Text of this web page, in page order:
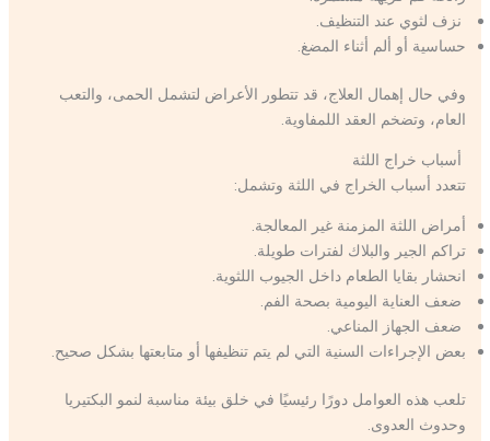
نزف لثوي عند التنظيف.
حساسية أو ألم أثناء المضغ.
وفي حال إهمال العلاج، قد تتطور الأعراض لتشمل الحمى، والتعب
العام، وتضخم العقد اللمفاوية.
أسباب خراج اللثة
تتعدد أسباب الخراج في اللثة وتشمل:
أمراض اللثة المزمنة غير المعالجة.
تراكم الجير والبلاك لفترات طويلة.
انحشار بقايا الطعام داخل الجيوب اللثوية.
ضعف العناية اليومية بصحة الفم.
ضعف الجهاز المناعي.
بعض الإجراءات السنية التي لم يتم تنظيفها أو متابعتها بشكل صحيح.
تلعب هذه العوامل دورًا رئيسيًا في خلق بيئة مناسبة لنمو البكتيريا
وحدوث العدوى.